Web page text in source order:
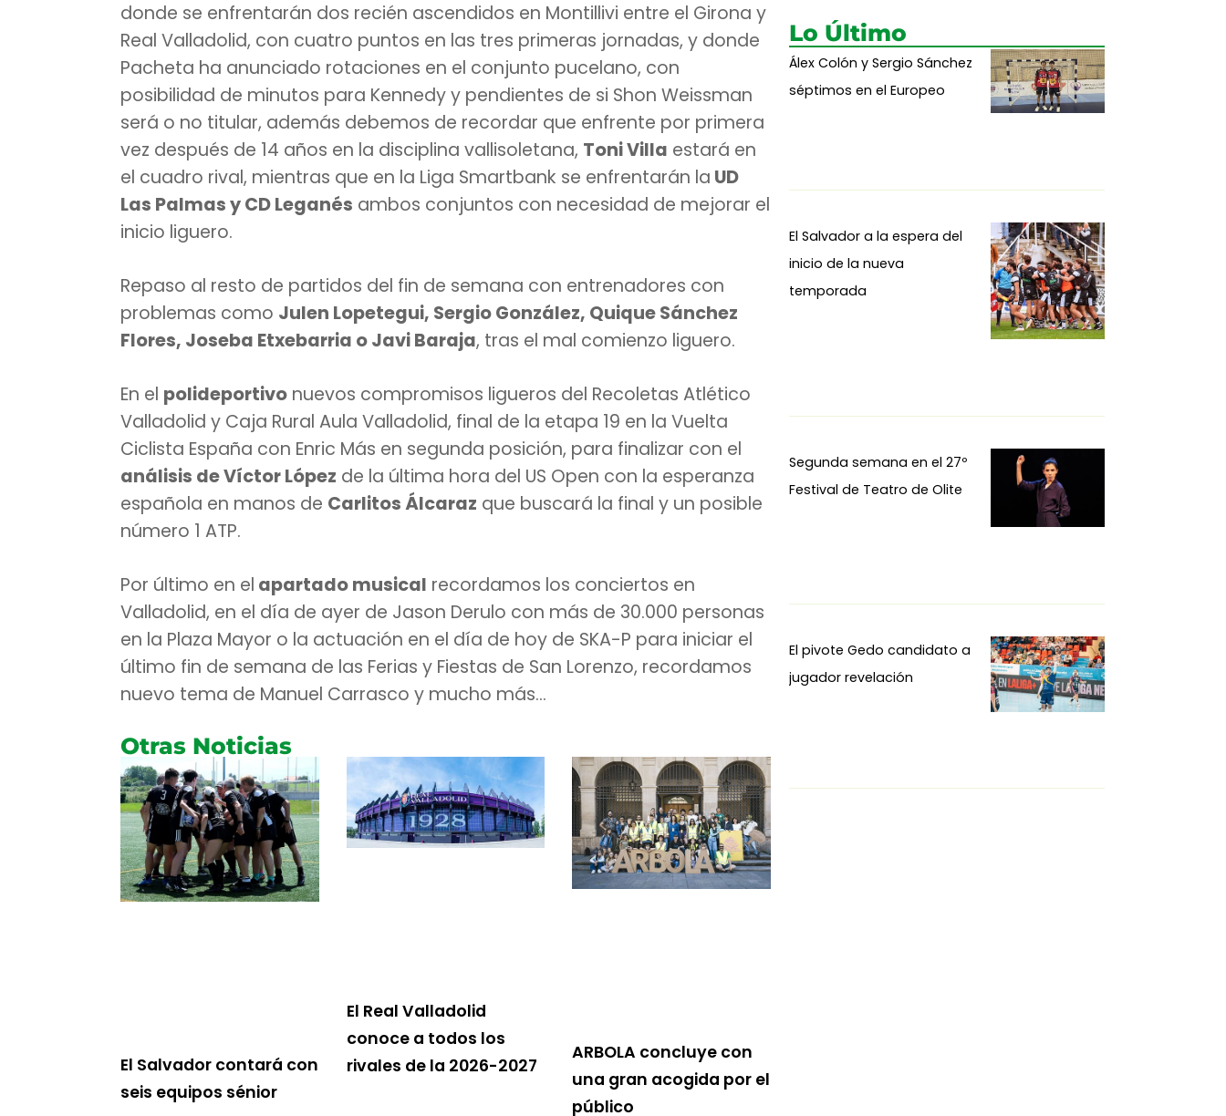
donde se enfrentarán dos recién ascendidos en Montillivi entre el Girona y
Real Valladolid, con cuatro puntos en las tres primeras jornadas, y donde
Pacheta ha anunciado rotaciones en el conjunto pucelano, con
posibilidad de minutos para Kennedy y pendientes de si Shon Weissman
será o no titular, además debemos de recordar que enfrente por primera
vez después de 14 años en la disciplina vallisoletana, Toni Villa estará en
el cuadro rival, mientras que en la Liga Smartbank se enfrentarán la UD
Las Palmas y CD Leganés ambos conjuntos con necesidad de mejorar el
inicio liguero.
Repaso al resto de partidos del fin de semana con entrenadores con
problemas como Julen Lopetegui, Sergio González, Quique Sánchez
Flores, Joseba Etxebarria o Javi Baraja, tras el mal comienzo liguero.
En el polideportivo nuevos compromisos ligueros del Recoletas Atlético
Valladolid y Caja Rural Aula Valladolid, final de la etapa 19 en la Vuelta
Ciclista España con Enric Más en segunda posición, para finalizar con el
análisis de Víctor López de la última hora del US Open con la esperanza
española en manos de Carlitos Álcaraz que buscará la final y un posible
número 1 ATP.
Por último en el apartado musical recordamos los conciertos en
Valladolid, en el día de ayer de Jason Derulo con más de 30.000 personas
en la Plaza Mayor o la actuación en el día de hoy de SKA-P para iniciar el
último fin de semana de las Ferias y Fiestas de San Lorenzo, recordamos
nuevo tema de Manuel Carrasco y mucho más…
Otras Noticias
El Salvador contará con
seis equipos sénior
El Real Valladolid
conoce a todos los
rivales de la 2026-2027
ARBOLA concluye con
una gran acogida por el
público
Lo Último
Álex Colón y Sergio Sánchez
séptimos en el Europeo
El Salvador a la espera del
inicio de la nueva
temporada
Segunda semana en el 27º
Festival de Teatro de Olite
El pivote Gedo candidato a
jugador revelación